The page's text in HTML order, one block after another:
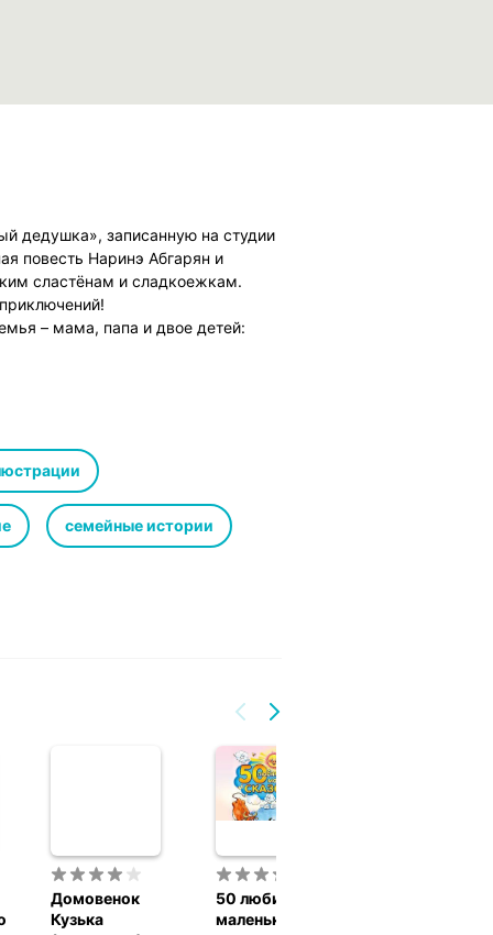
дедушка», записанную на студии
повесть Наринэ Абгарян и
сластёнам и сладкоежкам.
– мама, папа и двое детей:
дедушка Оскар – самый
бодрее, энергичнее и
себя липкие следы, в его
семейные истории
Домовенок
Кузька
50 любимых
маленьких сказок